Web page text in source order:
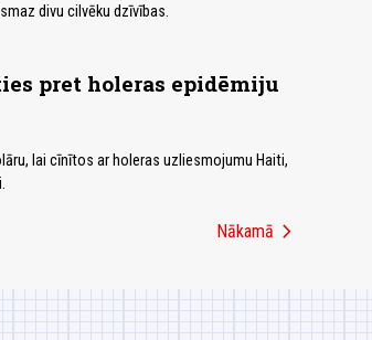
divu cilvēku dzīvības.
pret holeras epidēmiju
lai cīnītos ar holeras uzliesmojumu Haiti,
Nākamā chevron_right